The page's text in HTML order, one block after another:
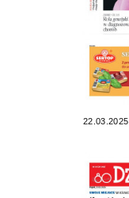
22.03.2025